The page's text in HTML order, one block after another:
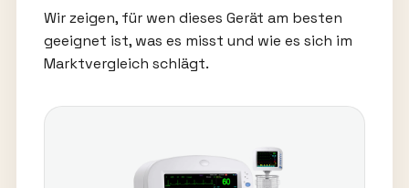
Wir zeigen, für wen dieses Gerät am besten
geeignet ist, was es misst und wie es sich im
Marktvergleich schlägt.